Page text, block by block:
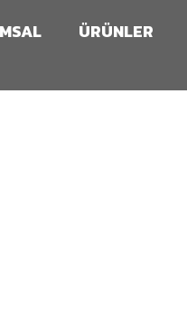
ÜRÜNLER